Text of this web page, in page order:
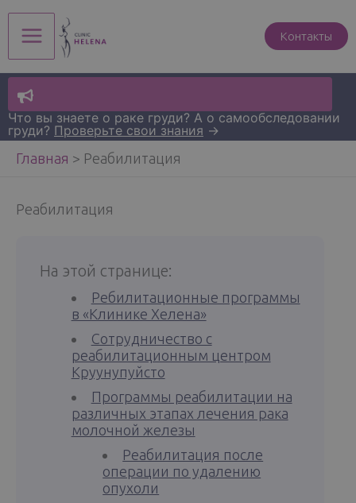
Перейти
содержимому
Main
Menu
Контакты
Что вы знаете о раке груди? А о самообследовании
груди? Проверьте свои знания →
Главная > Реабилитация
Реабилитация
На этой странице:
Ребилитационные программы
в «Клинике Хелена»
Сотрудничество с
реабилитационным центром
Круунупуйсто
Программы реабилитации на
различных этапах лечения рака
молочной железы
Реабилитация после
операции по удалению
опухоли